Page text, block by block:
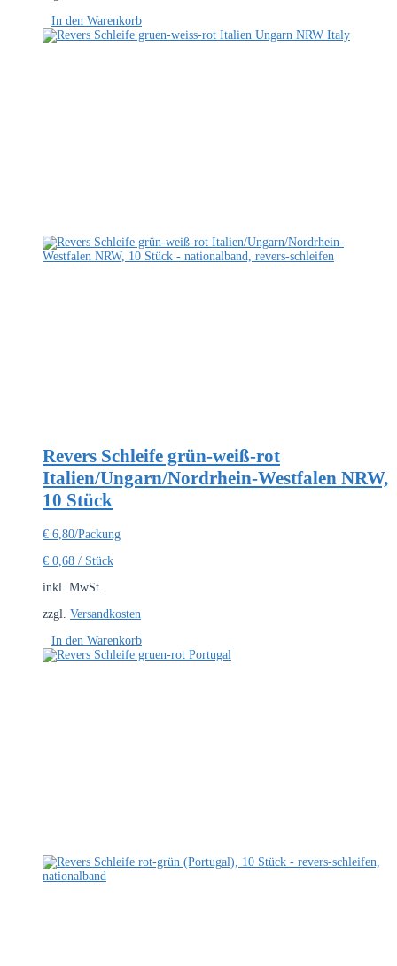
In den Warenkorb
Revers Schleife grün-weiß-rot
Italien/Ungarn/Nordrhein-Westfalen NRW,
10 Stück
€ 6,80/Packung
€ 0,68 / Stück
inkl. MwSt.
zzgl. Versandkosten
In den Warenkorb